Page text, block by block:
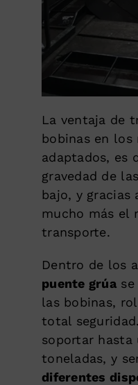
La ventaja de
bobinas en los
adaptados, es
gravedad de
bajo, y gracias
mucho más el
transporte.
Dentro de los
puente grúase
las bobinas,
total
soportar hasta
toneladas, y
diferentes